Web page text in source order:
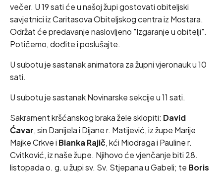
večer. U 19 sati će u našoj župi gostovati obiteljski
savjetnici iz Caritasova Obiteljskog centra iz Mostara.
Održat će predavanje naslovljeno "Izgaranje u obitelji".
Potičemo, dođite i poslušajte.
U subotu je sastanak animatora za župni vjeronauk u 10
sati.
U subotu je sastanak Novinarske sekcije u 11 sati.
Sakrament kršćanskog braka žele sklopiti: David
Ćavar, sin Danijela i Dijane r. Matijević, iz župe Marije
Majke Crkve i Bianka Rajič, kći Miodraga i Pauline r.
Cvitković, iz naše župe. Njihovo će vjenčanje biti 28.
listopada o. g. u župi sv. Sv. Stjepana u Gabeli; te Boris